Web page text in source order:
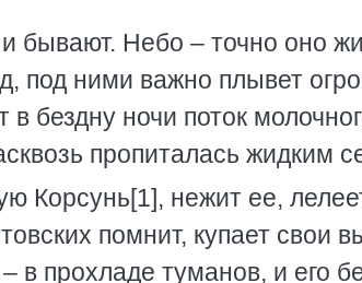
и бывают. Небо – точно оно
под ними важно плывет
в бездну ночи поток
пропиталась жидким
Корсунь[1], нежит ее,
помнит, купает свои
в прохладе туманов, и его